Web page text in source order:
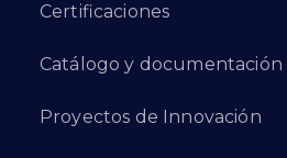
Certificaciones
Catálogo y documentación
Proyectos de Innovación